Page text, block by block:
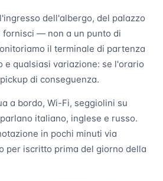
dell'albergo, del palazzo
fornisci — non a un punto di
il terminale di partenza
e qualsiasi variazione: se l'orario
di conseguenza.
a bordo, Wi-Fi, seggiolini su
italiano, inglese e russo.
in pochi minuti via
per iscritto prima del giorno della